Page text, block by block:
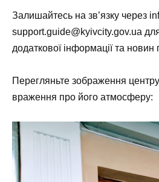
Залишайтесь на зв’язку через
support.guide@kyivcity.gov.ua
додаткової інформації та новин
Перегляньте зображення
враження про його атмосферу: